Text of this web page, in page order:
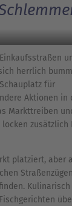
herrlich
für
Aktionen in
Markttreiben
zusätzlich
platziert, aber